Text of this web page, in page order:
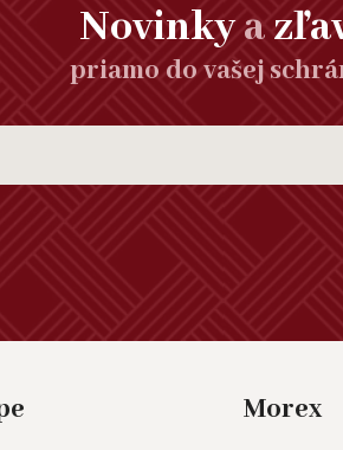
Novinkya
priamo do vašej
Morex